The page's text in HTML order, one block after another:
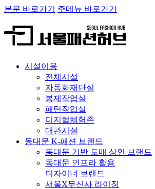
본문 바로가기 주메뉴 바로가기
시설이용
전체시설
자동화재단실
봉제작업실
패턴작업실
디지털체험존
대관시설
동대문 K-패션 브랜드
동대문 기반 도매 상인 브랜드
동대문 인프라 활용
디자이너 브랜드
서울X무신사 라이징